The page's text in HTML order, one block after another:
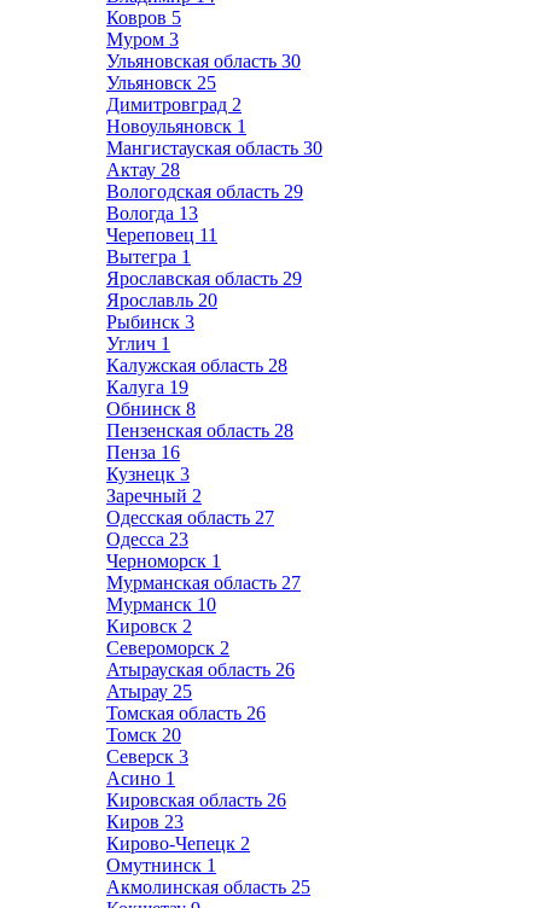
Ковров 5
Муром 3
Ульяновская область 30
Ульяновск 25
Димитровград 2
Новоульяновск 1
Мангистауская область 30
Актау 28
Вологодская область 29
Вологда 13
Череповец 11
Вытегра 1
Ярославская область 29
Ярославль 20
Рыбинск 3
Углич 1
Калужская область 28
Калуга 19
Обнинск 8
Пензенская область 28
Пенза 16
Кузнецк 3
Заречный 2
Одесская область 27
Одесса 23
Черноморск 1
Мурманская область 27
Мурманск 10
Кировск 2
Североморск 2
Атырауская область 26
Атырау 25
Томская область 26
Томск 20
Северск 3
Асино 1
Кировская область 26
Киров 23
Кирово-Чепецк 2
Омутнинск 1
Акмолинская область 25